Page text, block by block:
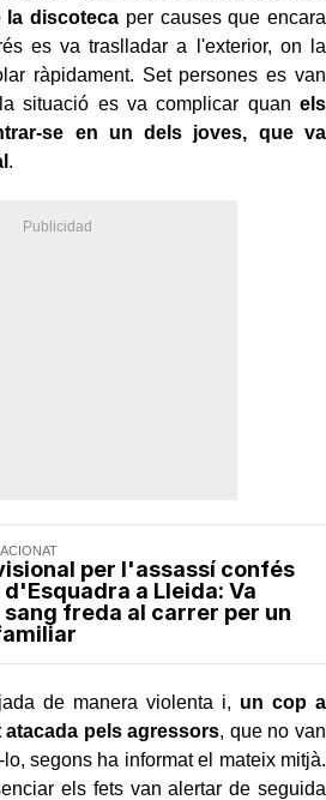
la discoteca per causes que encara
es va traslladar a l'exterior, on la
ràpidament. Set persones es van
situació es va complicar quan els
se en un dels joves, que va
.
per l'assassí confés
a Lleida: Va
freda al carrer per un
de manera violenta i, un cop a
pels agressors, que no van
segons ha informat el mateix mitjà.
els fets van alertar de seguida